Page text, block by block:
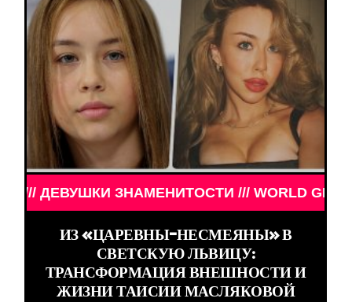
ЗНАМЕНИТОСТИ /// WORLD GIRLS ///
ИЗ «ЦАРЕВНЫ-НЕСМЕЯНЫ» В
СВЕТСКУЮ ЛЬВИЦУ:
ТРАНСФОРМАЦИЯ ВНЕШНОСТИ И
ЖИЗНИ ТАИСИИ МАСЛЯКОВОЙ